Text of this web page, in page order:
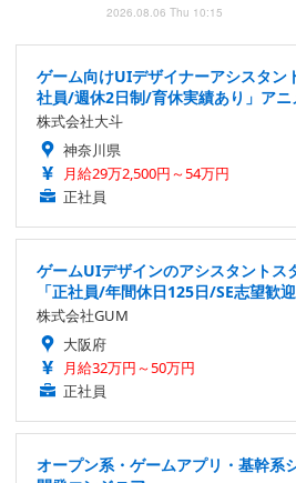
2026.08.06 Thu 10:15
ゲーム向けUIデザイナーアシスタン
社員/週休2日制/育休実績あり」ア
株式会社大斗
神奈川県
月給29万2,500円～54万円
正社員
ゲームUIデザインのアシスタントス
「正社員/年間休日125日/SE志望歓
株式会社GUM
大阪府
月給32万円～50万円
正社員
オープン系・ゲームアプリ・基幹系